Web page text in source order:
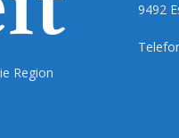
Region
9492